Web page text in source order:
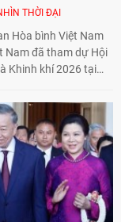
THỜI ĐẠI
Hòa bình Việt Nam
Nam đã tham dự Hội
Khinh khí 2026 tại
của nhân dân
khí hạt nhân của Việt